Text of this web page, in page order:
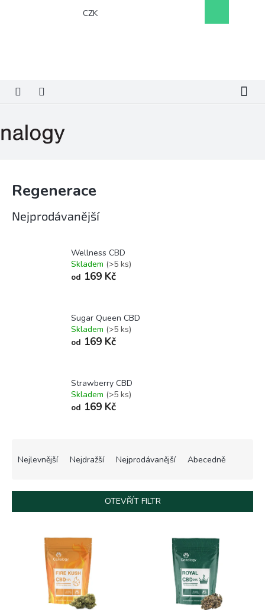
CZK
košík
Regenerace
Nejprodávanější
Wellness CBD
Skladem (>5 ks)
od 169 Kč
Sugar Queen CBD
Skladem (>5 ks)
od 169 Kč
Strawberry CBD
Skladem (>5 ks)
od 169 Kč
í
Nejlevnější Nejdražší Nejprodávanější Abecedně
OTEVŘÍT FILTR